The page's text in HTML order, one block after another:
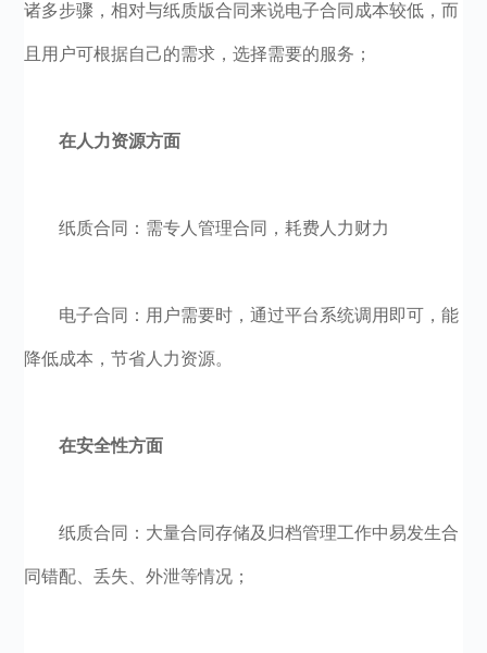
诸多步骤，相对与纸质版合同来说电子合同成本较低，而
且用户可根据自己的需求，选择需要的服务；
在人力资源方面
纸质合同：需专人管理合同，耗费人力财力
电子合同：用户需要时，通过平台系统调用即可，能
降低成本，节省人力资源。
在安全性方面
纸质合同：大量合同存储及归档管理工作中易发生合
同错配、丢失、外泄等情况；